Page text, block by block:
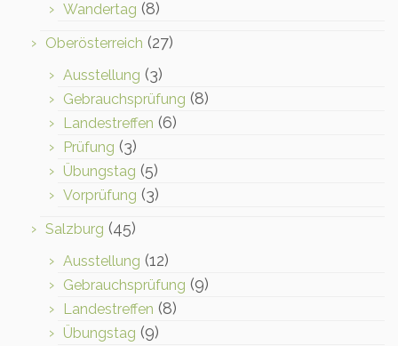
Wandertag (8)
Oberösterreich (27)
Ausstellung (3)
Gebrauchsprüfung (8)
Landestreffen (6)
Prüfung (3)
Übungstag (5)
Vorprüfung (3)
Salzburg (45)
Ausstellung (12)
Gebrauchsprüfung (9)
Landestreffen (8)
Übungstag (9)